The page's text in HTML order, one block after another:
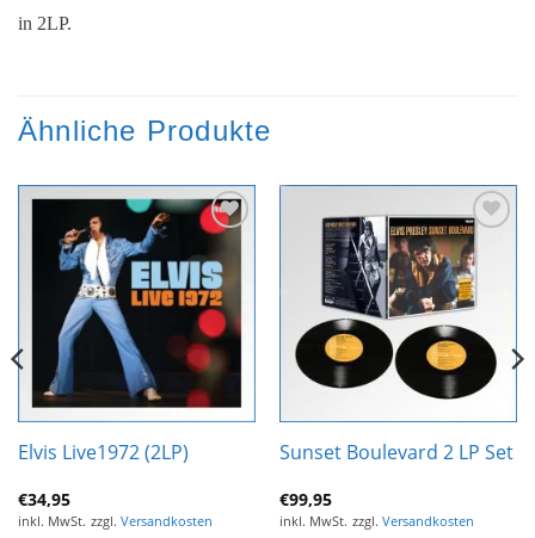
in 2LP.
Ähnliche Produkte
Wunschliste
hinzufügen
Elvis Live1972 (2LP)
€34,95
inkl. MwSt. zzgl. Versandkosten
Zur
Wunschliste
hinzufügen
Sunset Boulevard 2 LP Set
€99,95
inkl. MwSt. zzgl. Versandkosten